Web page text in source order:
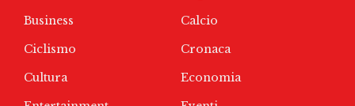
Business
Calcio
Ciclismo
Cronaca
Cultura
Economia